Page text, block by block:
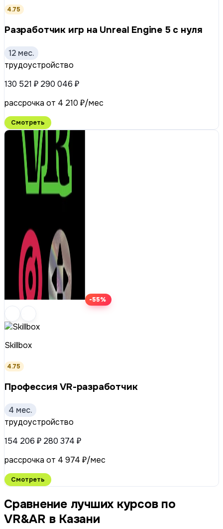
4.75
Разработчик игр на Unreal Engine 5 с нуля
12 мес.
трудоустройство
130 521 ₽ 290 046 ₽
рассрочка от 4 210 ₽/мес
Смотреть
-55%
Skillbox
4.75
Профессия VR-разработчик
4 мес.
трудоустройство
154 206 ₽ 280 374 ₽
рассрочка от 4 974 ₽/мес
Смотреть
Сравнение лучших курсов по
VR&AR в Казани